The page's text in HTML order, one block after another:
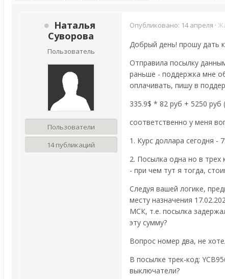
Наталья
Суворова
Пользователь
Пользователи
14 публикаций
Опубликовано: 14 апреля ·
Добрый день! прошу дать
Отправила посылку
раньше - поддержка мне
оплачивать, пишу в
335.9$ * 82 руб + 5250 руб
соответственно у меня
1. Курс доллара сегодня -
2. Посылка одна но в трех
- при чем тут я тогда,
Следуя вашей логике,
месту назначения
МСК, т.е. посылка
эту сумму?
Вопрос номер два, не
В посылке трек-код:
выключатели?